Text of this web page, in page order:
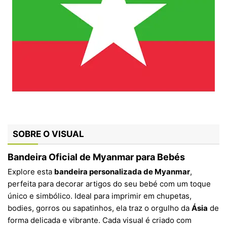
SOBRE O VISUAL
Bandeira Oficial de Myanmar para Bebés
Explore esta bandeira personalizada de Myanmar,
perfeita para decorar artigos do seu bebé com um toque
único e simbólico. Ideal para imprimir em chupetas,
bodies, gorros ou sapatinhos, ela traz o orgulho da Ásia de
forma delicada e vibrante. Cada visual é criado com